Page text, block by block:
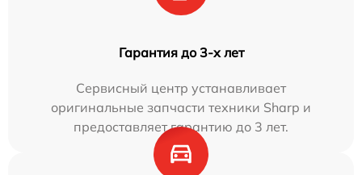
Гарантия до 3-х лет
Сервисный центр устанавливает
оригинальные запчасти техники Sharp и
предоставляет гарантию до 3 лет.